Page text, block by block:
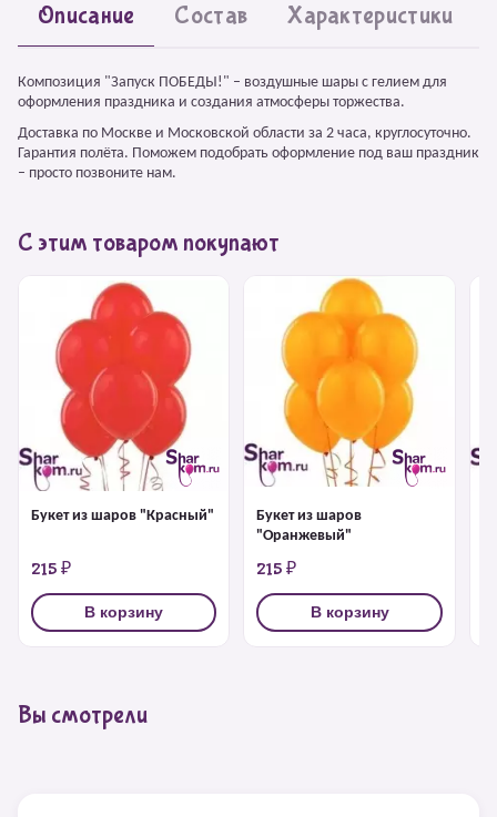
Описание Состав Характеристики
Композиция "Запуск ПОБЕДЫ!" – воздушные шары с гелием для
оформления праздника и создания атмосферы торжества.
Доставка по Москве и Московской области за 2 часа, круглосуточно.
Гарантия полёта. Поможем подобрать оформление под ваш праздник
– просто позвоните нам.
С этим товаром покупают
Букет из шаров "Красный"
215 ₽
В корзину
Букет из шаров
"Оранжевый"
215 ₽
В корзину
Вы смотрели